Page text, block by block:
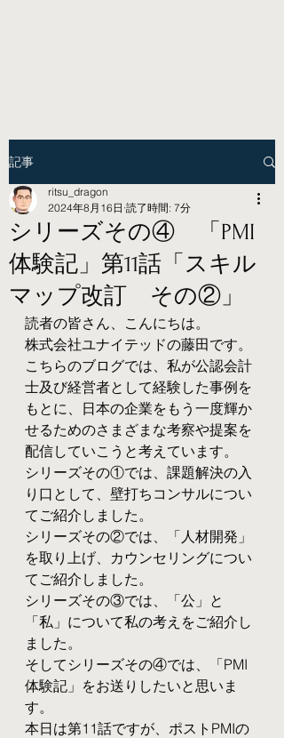
記事
シリーズその④ 「PMI
体験記」第11話「スキル
マップ改訂 その②」
ritsu_dragon
2024年8月16日 読了時間: 7分
読者の皆さん、こんにちは。
株式会社ユナイテッドの藤田です。
こちらのブログでは、私が公認会計
士及び経営者として経験した事例を
もとに、日本の企業をもう一度輝か
せるためのさまざまな考察や提案を
配信していこうと考えています。
シリーズその①では、課題解決の入
り口として、壁打ちコンサルについ
てご紹介しました。
シリーズその②では、「人材開発」
を取り上げ、カウンセリングについ
てご紹介しました。
シリーズその③では、「公」と
「私」について私の考えをご紹介し
ました。
そしてシリーズその④では、「PMI
体験記」をお送りしたいと思いま
す。
本日は第11話ですが、ポストPMIの